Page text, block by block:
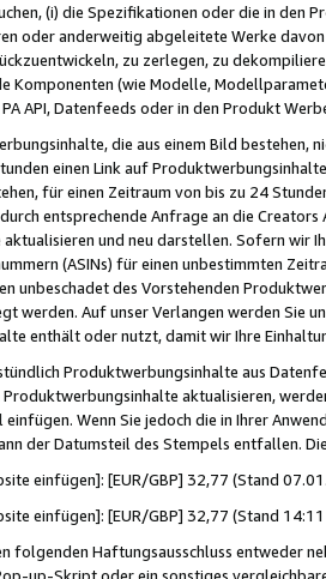
(i) die Spezifikationen oder die in
oder anderweitig abgeleitete Werke
zu zerlegen, zu
Komponenten (wie Modelle,
API, Datenfeeds oder in den Produkt
die aus einem Bild bestehen,
einen Link auf
für einen Zeitraum von bis zu 24
entsprechende Anfrage an die
und neu darstellen. Sofern wir
(ASINs) für einen unbestimmten
unbeschadet des Vorstehenden
werden. Auf unser Verlangen werden Sie
enthält oder nutzt, damit wir Ihre
Produktwerbungsinhalte aus
aktualisieren,
Wenn Sie jedoch die in Ihrer
der Datumsteil des Stempels entfallen.
einfügen]: [EUR/GBP] 32,77 (Stand
einfügen]: [EUR/GBP] 32,77 (Stand
folgenden Haftungsausschluss entweder
up-Skript oder ein sonstiges